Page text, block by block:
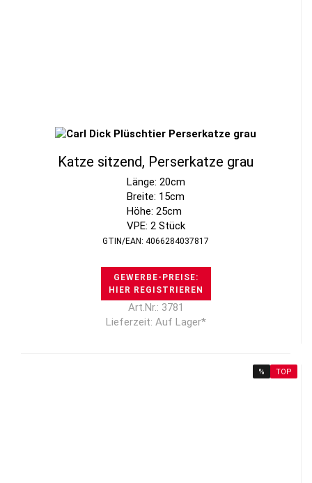
Katze sitzend, Perserkatze grau
Länge: 20cm
Breite: 15cm
Höhe: 25cm
VPE: 2 Stück
GTIN/EAN: 4066284037817
GEWERBE-PREISE:
HIER REGISTRIEREN
Art.Nr.: 3781
Lieferzeit: Auf Lager*
% TOP